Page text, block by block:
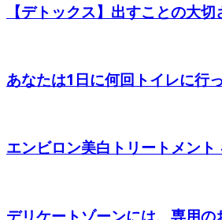
【デトックス】出すことの大切
あなたは1日に何回トイレに行
エンビロン美白トリートメント
デリケートゾーンには、専用